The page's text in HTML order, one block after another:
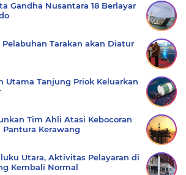
Gandha Nusantara 18 Berlayar
Tarakan akan Diatur
Utama Tanjung Priok Keluarkan
Tim Ahli Atasi Kebocoran
Kerawang
Utara, Aktivitas Pelayaran di
Kembali Normal